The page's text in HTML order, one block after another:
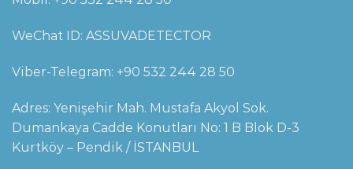
WeChat ID: ASSUVADETECTOR
Viber-Telegram: +90 532 244 28 50
Adres: Yenişehir Mah. Mustafa Akyol Sok.
Dumankaya Cadde Konutları No: 1 B Blok D-3
Kurtköy – Pendik / İSTANBUL